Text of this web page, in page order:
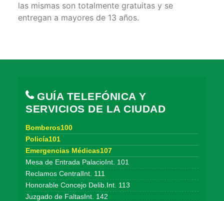
las mismas son totalmente gratuitas y se
entregan a mayores de 13 años.
GUÍA TELEFÓNICA Y
SERVICIOS DE LA CIUDAD
Bomberos100
Policía101
Emergencias Médicas107
Mesa de Entrada PalacioInt. 101
Reclamos CentralInt. 111
Honorable Concejo Delib.Int. 113
Juzgado de FaltasInt. 142